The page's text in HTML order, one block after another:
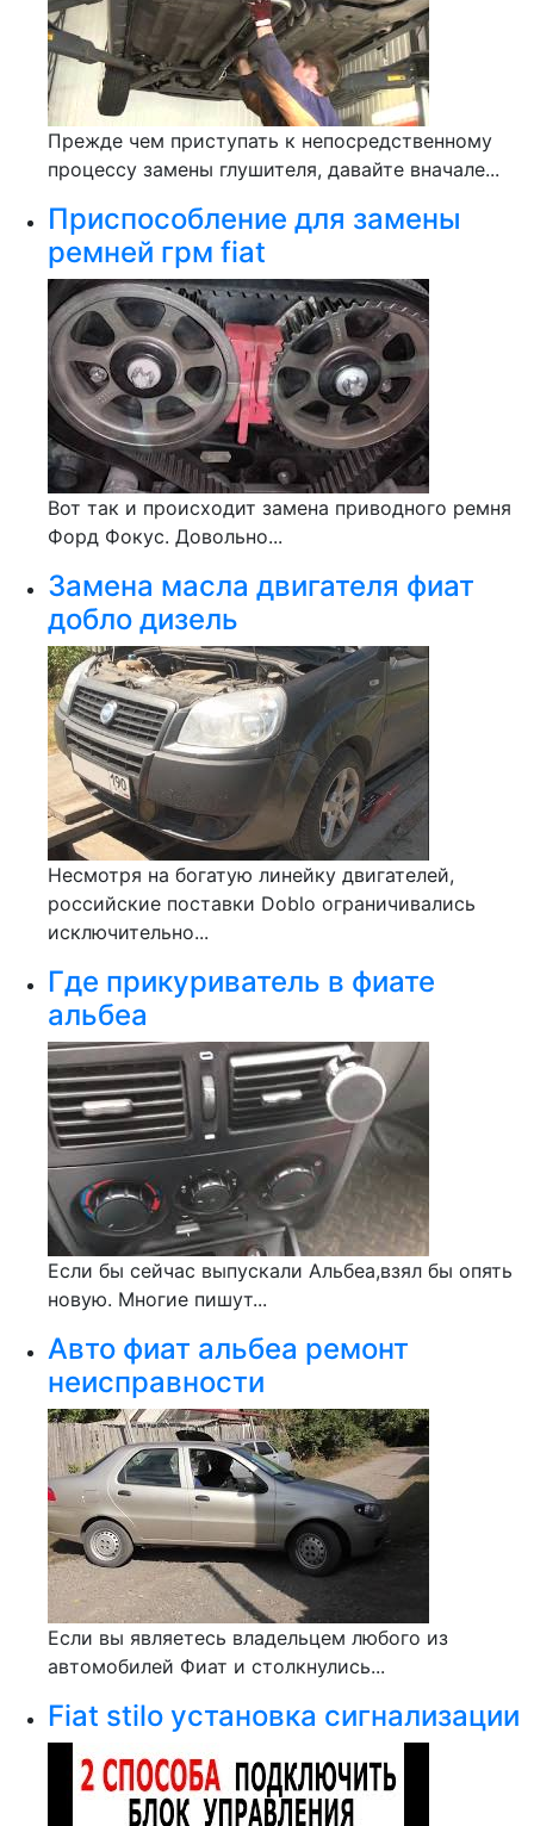
Прежде чем приступать к непосредственному
процессу замены глушителя, давайте вначале...
Приспособление для замены
ремней грм fiat
Вот так и происходит замена приводного ремня
Форд Фокус. Довольно...
Замена масла двигателя фиат
добло дизель
Несмотря на богатую линейку двигателей,
российские поставки Doblo ограничивались
исключительно...
Где прикуриватель в фиате
альбеа
Если бы сейчас выпускали Альбеа,взял бы опять
новую. Многие пишут...
Авто фиат альбеа ремонт
неисправности
Если вы являетесь владельцем любого из
автомобилей Фиат и столкнулись...
Fiat stilo установка сигнализации